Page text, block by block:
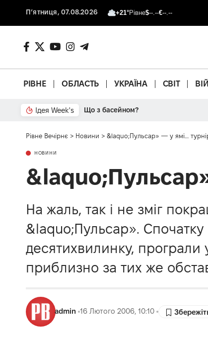
П’ятниця, 07.08.2026 +21°Рівне$--.--€--.--
РІВНЕ ОБЛАСТЬ УКРАЇНА СВІТ
Ідея Week's Що з басейном?
Рівне Вечірнє > Новини > &laquo;Пульсар» — у ямі…
НОВИНИ
На жаль, так і не зміг
&laquo;Пульсар».
десятихвилинку,
приблизно за тих же
admin 16 Лютого 2006, 10:10